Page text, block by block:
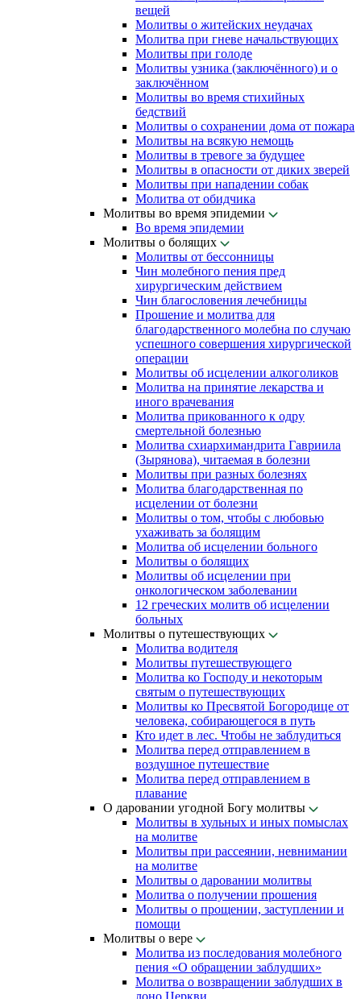
вещей
Молитвы о житейских неудачах
Молитва при гневе начальствующих
Молитвы при голоде
Молитвы узника (заключённого) и о
заключённом
Молитвы во время стихийных
бедствий
Молитвы о сохранении дома от пожара
Молитвы на всякую немощь
Молитвы в тревоге за будущее
Молитвы в опасности от диких зверей
Молитвы при нападении собак
Молитва от обидчика
Молитвы во время эпидемии
Во время эпидемии
Молитвы о болящих
Молитвы от бессонницы
Чин молебного пения пред
хирургическим действием
Чин благословения лечебницы
Прошение и молитва для
благодарственного молебна по случаю
успешного совершения хирургической
операции
Молитвы об исцелении алкоголиков
Молитва на принятие лекарства и
иного врачевания
Молитва прикованного к одру
смертельной болезнью
Молитва схиархимандрита Гавриила
(Зырянова), читаемая в болезни
Молитвы при разных болезнях
Молитва благодарственная по
исцелении от болезни
Молитвы о том, чтобы с любовью
ухаживать за болящим
Молитва об исцелении больного
Молитвы о болящих
Молитвы об исцелении при
онкологическом заболевании
12 греческих молитв об исцелении
больных
Молитвы о путешествующих
Молитва водителя
Молитвы путешествующего
Молитва ко Господу и некоторым
святым о путешествующих
Молитвы ко Пресвятой Богородице от
человека, собирающегося в путь
Кто идет в лес. Чтобы не заблудиться
Молитва перед отправлением в
воздушное путешествие
Молитва перед отправлением в
плавание
О даровании угодной Богу молитвы
Молитвы в хульных и иных помыслах
на молитве
Молитвы при рассеянии, невнимании
на молитве
Молитвы о даровании молитвы
Молитва о получении прошения
Молитвы о прощении, заступлении и
помощи
Молитвы о вере
Молитва из последования молебного
пения «О обращении заблудших»
Молитва о возвращении заблудших в
лоно Церкви